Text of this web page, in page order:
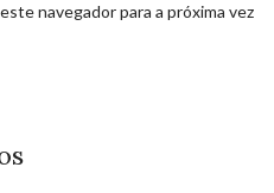
navegador para a próxima vez